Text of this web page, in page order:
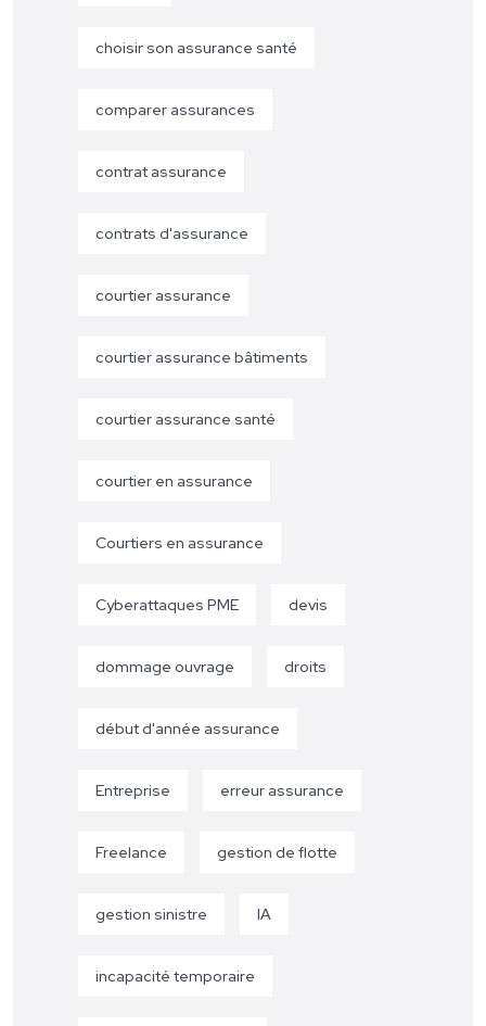
choisir son assurance santé
comparer assurances
contrat assurance
contrats d'assurance
courtier assurance
courtier assurance bâtiments
courtier assurance santé
courtier en assurance
Courtiers en assurance
Cyberattaques PME devis
dommage ouvrage droits
début d'année assurance
Entreprise erreur assurance
Freelance gestion de flotte
gestion sinistre IA
incapacité temporaire